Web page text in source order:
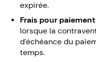
expirée.
Frais pour
lorsque la
d’échéance du
temps.